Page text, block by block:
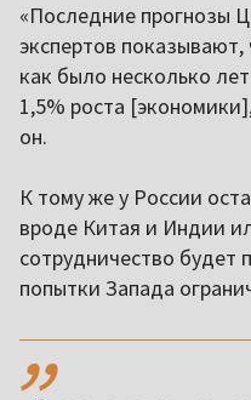
«Последние прогнозы
экспертов
как было несколько
1,5% роста
он.
К тому же у России
вроде Китая и Индии
сотрудничество будет
попытки Запада
,,